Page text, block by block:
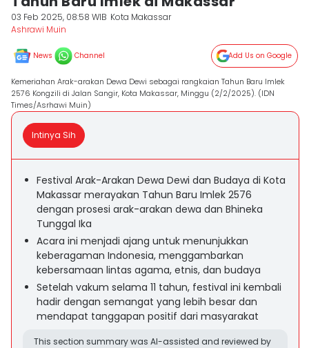
03 Feb 2025, 08:58 WIB Kota Makassar
Ashrawi Muin
News Channel Add Us on Google
Kemeriahan Arak-arakan Dewa Dewi sebagai rangkaian Tahun Baru Imlek
2576 Kongzili di Jalan Sangir, Kota Makassar, Minggu (2/2/2025). (IDN
Times/Asrhawi Muin)
Intinya Sih
Festival Arak-Arakan Dewa Dewi dan Budaya di Kota
Makassar merayakan Tahun Baru Imlek 2576
dengan prosesi arak-arakan dewa dan Bhineka
Tunggal Ika
Acara ini menjadi ajang untuk menunjukkan
keberagaman Indonesia, menggambarkan
kebersamaan lintas agama, etnis, dan budaya
Setelah vakum selama 11 tahun, festival ini kembali
hadir dengan semangat yang lebih besar dan
mendapat tanggapan positif dari masyarakat
This section summary was AI-assisted and reviewed by